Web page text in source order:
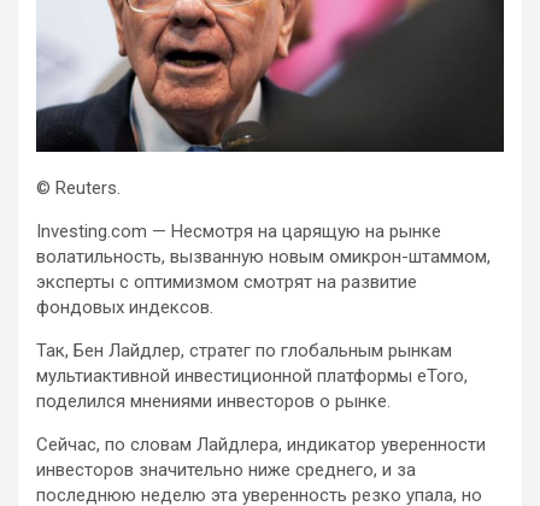
© Reuters.
Investing.com — Несмотря на царящую на рынке
волатильность, вызванную новым омикрон-штаммом,
эксперты с оптимизмом смотрят на развитие
фондовых индексов.
Так, Бен Лайдлер, стратег по глобальным рынкам
мультиактивной инвестиционной платформы eToro,
поделился мнениями инвесторов о рынке.
Сейчас, по словам Лайдлера, индикатор уверенности
инвесторов значительно ниже среднего, и за
последнюю неделю эта уверенность резко упала, но